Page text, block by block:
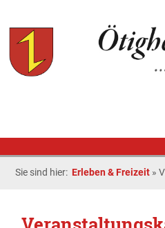
Sie sind hier: Erleben & Freizeit »